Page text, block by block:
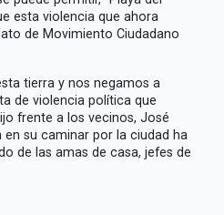
esta violencia que ahora
de Movimiento Ciudadano
tierra y nos negamos a
de violencia política que
frente a los vecinos, José
en su caminar por la ciudad ha
de las amas de casa, jefes de